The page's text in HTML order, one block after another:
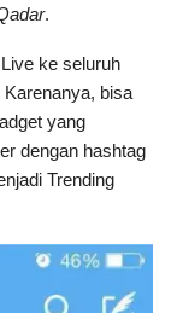
.
ke seluruh
bisa
yang
dengan hashtag
Trending